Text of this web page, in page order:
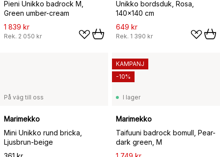
Pieni Unikko badrock M,
Green umber-cream
1 839 kr
Rek. 2 050 kr
Unikko bordsduk, Rosa,
140x140 cm
649 kr
Rek. 1 390 kr
På väg till oss
Marimekko
Mini Unikko rund bricka,
Ljusbrun-beige
I lager
Marimekko
Taifuuni badrock bomull, Pear-
dark green, M
KAMPANJ
-10%